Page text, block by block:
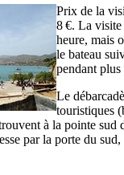
Prix de la
8 €. La visite
heure, mais
le bateau
pendant
Le
touristiques
à la pointe sud
par la porte du sud,